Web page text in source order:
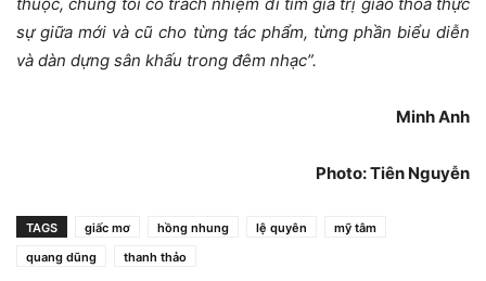
sự giữa mới và cũ cho từng tác phẩm, từng phần biểu diễn
và dàn dựng sân khấu trong đêm nhạc”.
Minh Anh
Photo: Tiên Nguyễn
TAGS giấc mơ hồng nhung lệ quyên
mỹ tâm
quang dũng
thanh thảo